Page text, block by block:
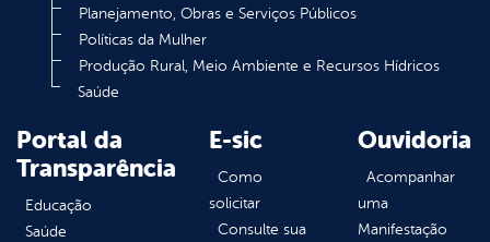
Planejamento, Obras e Serviços Públicos
Políticas da Mulher
Produção Rural, Meio Ambiente e Recursos Hídricos
Saúde
Portal da
Transparência
Educação
Saúde
E-sic
Como
solicitar
Consulte sua
Ouvidoria
Acompanhar
uma
Manifestação